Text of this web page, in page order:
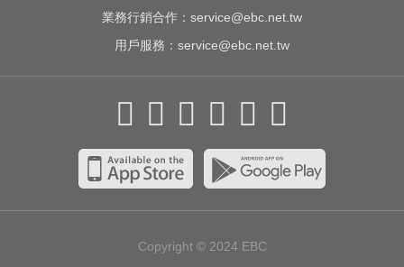
業務行銷合作： service@ebc.net.tw
用戶服務： service@ebc.net.tw
Copyright © 2024 EBC